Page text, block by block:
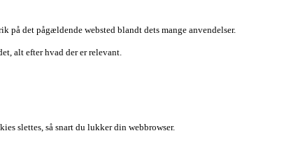
på det pågældende websted blandt dets mange anvendelser.
alt efter hvad der er relevant.
slettes, så snart du lukker din webbrowser.